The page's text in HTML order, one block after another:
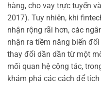
hàng, cho vay trực tuyến
2017). Tuy nhiên, khi
nhận rộng rãi hơn, các
nhận ra tiềm năng biến
thay đổi dần dần từ một
mối quan hệ cộng tác,
khám phá các cách để